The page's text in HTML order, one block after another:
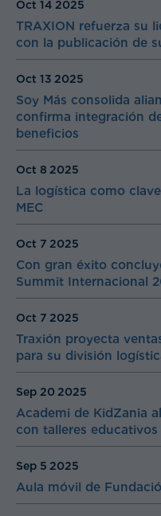
TRAXION refuerza su
con la publicación de
Oct 14 2025
Soy Más consolida
confirma integración
beneficios
Oct 13 2025
La logística como
MEC
Oct 8 2025
Con gran éxito
Summit Internacional
Oct 7 2025
Traxión proyecta
para su división
Oct 7 2025
Academi de KidZania
con talleres educativos
Sep 20 2025
Aula móvil de
Sep 5 2025